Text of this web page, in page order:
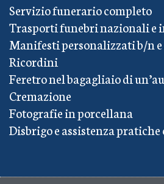
Servizio funerario completo
Trasporti funebri nazionali e
Manifesti personalizzati b/n
Ricordini
Feretro nel bagagliaio di
Cremazione
Fotografie in porcellana
Disbrigo e assistenza